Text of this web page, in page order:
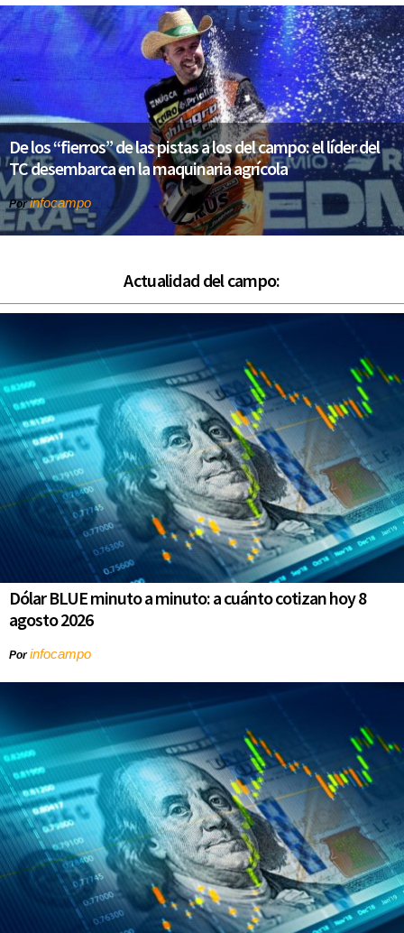
De los “fierros” de las pistas a los del campo: el líder del
TC desembarca en la maquinaria agrícola
Porinfocampo
Actualidad del campo:
Dólar BLUE minuto a minuto: a cuánto cotizan hoy 8
agosto 2026
Porinfocampo